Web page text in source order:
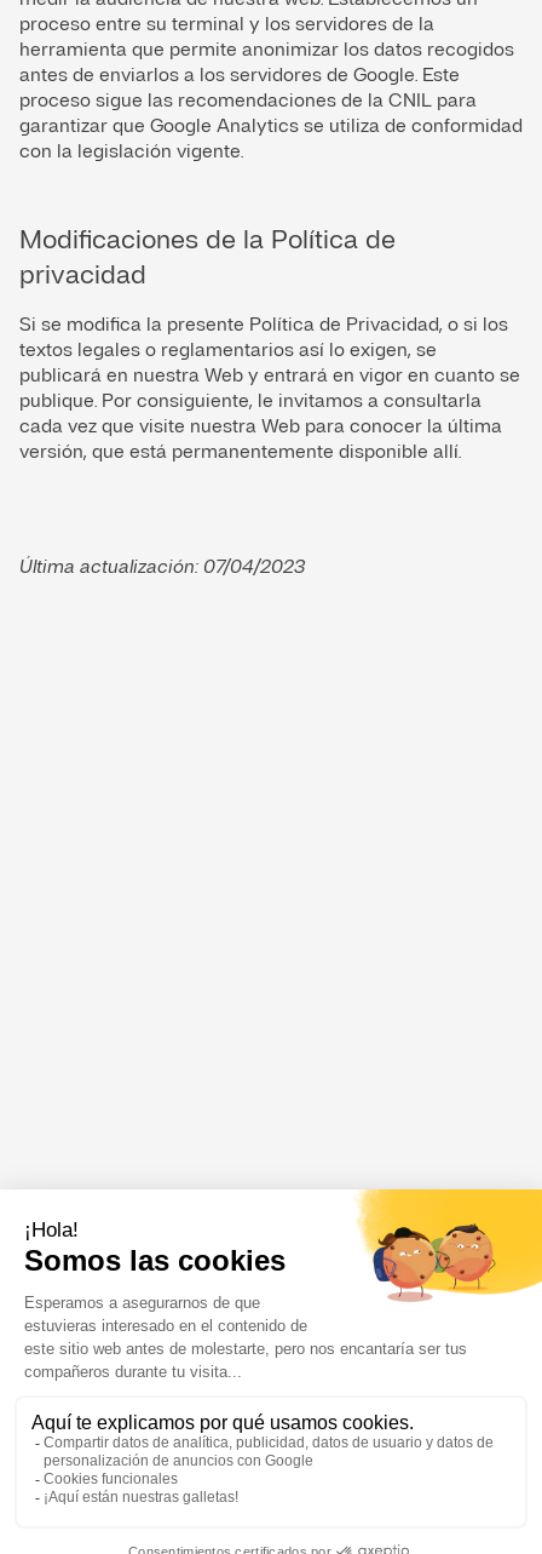
proceso entre su terminal y los servidores de la
herramienta que permite anonimizar los datos recogidos
antes de enviarlos a los servidores de Google. Este
proceso sigue las recomendaciones de la CNIL para
garantizar que Google Analytics se utiliza de conformidad
con la legislación vigente.
Modificaciones de la Política de
privacidad
Si se modifica la presente Política de Privacidad, o si los
textos legales o reglamentarios así lo exigen, se
publicará en nuestra Web y entrará en vigor en cuanto se
publique. Por consiguiente, le invitamos a consultarla
cada vez que visite nuestra Web para conocer la última
versión, que está permanentemente disponible allí.
Última actualización: 07/04/2023